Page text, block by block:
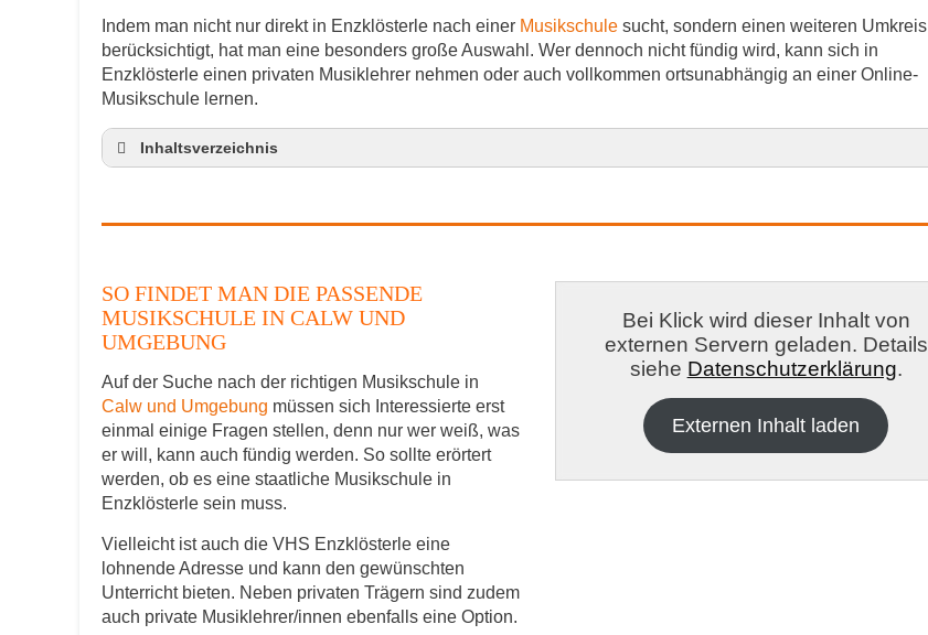
Indem man nicht nur direkt in Enzklösterle nach einer Musikschule sucht, sondern einen weiteren Umkreis
berücksichtigt, hat man eine besonders große Auswahl. Wer dennoch nicht fündig wird, kann sich in
Enzklösterle einen privaten Musiklehrer nehmen oder auch vollkommen ortsunabhängig an einer Online-
Musikschule lernen.
Inhaltsverzeichnis
Musiklehrer Stellenangebote – Enzklösterle
SO FINDET MAN DIE PASSENDE
MUSIKSCHULE IN CALW UND
UMGEBUNG
Auf der Suche nach der richtigen Musikschule in
Calw und Umgebung müssen sich Interessierte erst
einmal einige Fragen stellen, denn nur wer weiß, was
er will, kann auch fündig werden. So sollte erörtert
werden, ob es eine staatliche Musikschule in
Enzklösterle sein muss.
Vielleicht ist auch die VHS Enzklösterle eine
lohnende Adresse und kann den gewünschten
Unterricht bieten. Neben privaten Trägern sind zudem
auch private Musiklehrer/innen ebenfalls eine Option.
Bei Klick wird dieser Inhalt von
externen Servern geladen. Details
siehe Datenschutzerklärung.
Externen Inhalt laden